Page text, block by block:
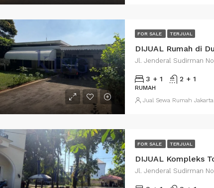
FOR SALE TERJUAL
3 + 1 2 + 1
RUMAH
Jual Sewa Rumah Jakarta
FOR SALE TERJUAL
Nego
Rp. 12.500.000.000/Nego